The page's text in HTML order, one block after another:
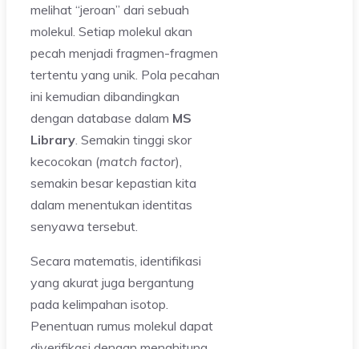
melihat “jeroan” dari sebuah
molekul. Setiap molekul akan
pecah menjadi fragmen-fragmen
tertentu yang unik. Pola pecahan
ini kemudian dibandingkan
dengan database dalam MS
Library . Semakin tinggi skor
kecocokan (match factor),
semakin besar kepastian kita
dalam menentukan identitas
senyawa tersebut.
Secara matematis, identifikasi
yang akurat juga bergantung
pada kelimpahan isotop.
Penentuan rumus molekul dapat